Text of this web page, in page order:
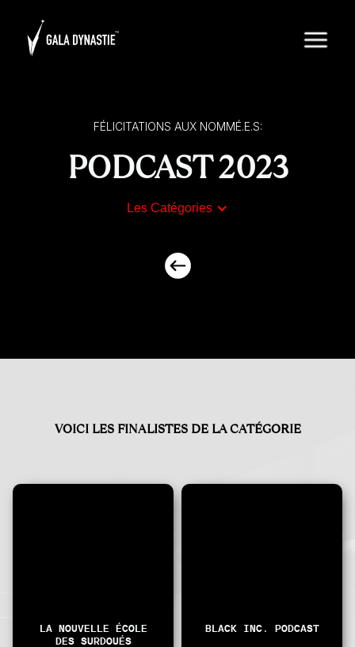
FÉLICITATIONS AUX NOMMÉ.E.S:
PODCAST 2023
Les Catégories
VOICI LES FINALISTES DE LA CATÉGORIE
LA NOUVELLE ÉCOLE
DES SURDOUÉS
BLACK INC. PODCAST